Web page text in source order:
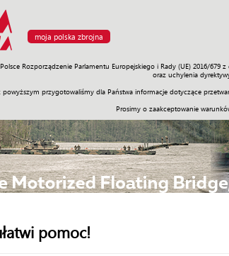
moja polska zbrojna
Rozporządzenie Parlamentu Europejskiego i Rady (UE) 2016/
oraz uchylenia
powyższym przygotowaliśmy dla Państwa informacje dotyczące
Prosimy o zaakceptowanie
Misje Polityka Prawo Świat
pomoc!